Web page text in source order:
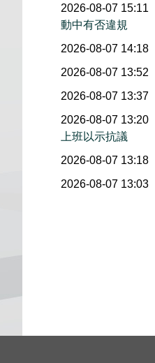
2026-08-07 15:11
動中有否違規
2026-08-07 14:18
2026-08-07 13:52
2026-08-07 13:37
2026-08-07 13:20
上班以示抗議
2026-08-07 13:18
2026-08-07 13:03